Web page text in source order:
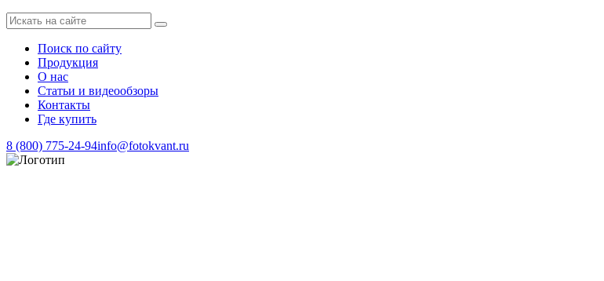
Поиск по сайту
Продукция
О нас
Статьи и видеообзоры
Контакты
Где купить
8 (800) 775-24-94info@fotokvant.ru